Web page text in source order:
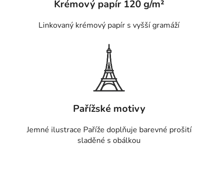
Krémový papír 120 g/m²
Linkovaný krémový papír s vyšší gramáží
Pařížské motivy
Jemné ilustrace Paříže doplňuje barevné prošití
sladěné s obálkou